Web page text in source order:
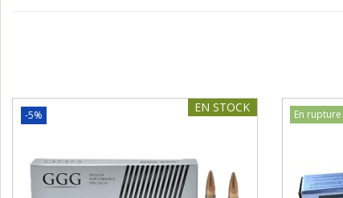
EN STOCK
-5% En rupture